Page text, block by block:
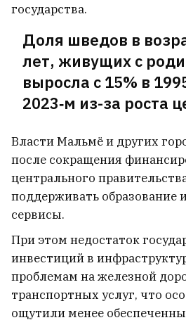
государства.
Доля шведов в
лет, живущих с
выросла с 15% в
2023‑м из-за роста
Власти Мальмё и других
после сокращения
центрального
поддерживать образование
сервисы.
При этом недостаток
инвестиций в
проблемам на железной
транспортных услуг, что
ощутили менее